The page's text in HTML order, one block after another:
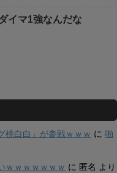
イマ1強なんだな
桃白白」が参戦ｗｗｗ に 啪
ｗｗｗｗｗｗｗ に 匿名 より